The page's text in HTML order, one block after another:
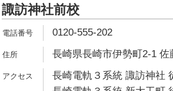
諏訪神社前校
0120-555-202
長崎県長崎市伊勢町2-1 佐
長崎電軌３系統 諏訪神社